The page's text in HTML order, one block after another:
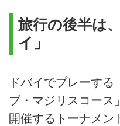
旅行の後半は
イ」
ドバイでプレーす
ブ・マジリスコース
開催するトーナメン